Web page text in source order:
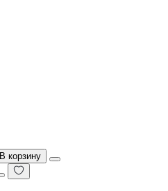
В корзину